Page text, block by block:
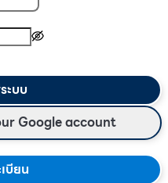
ะบบ
Google account
บียน